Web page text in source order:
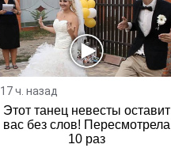
17 ч. назад
Этот танец невесты оставит
вас без слов! Пересмотрела
10 раз